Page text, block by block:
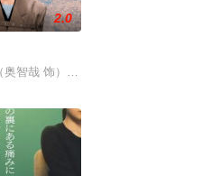
女主
2.0
智哉 饰）与校园风云人物佐伯千晴